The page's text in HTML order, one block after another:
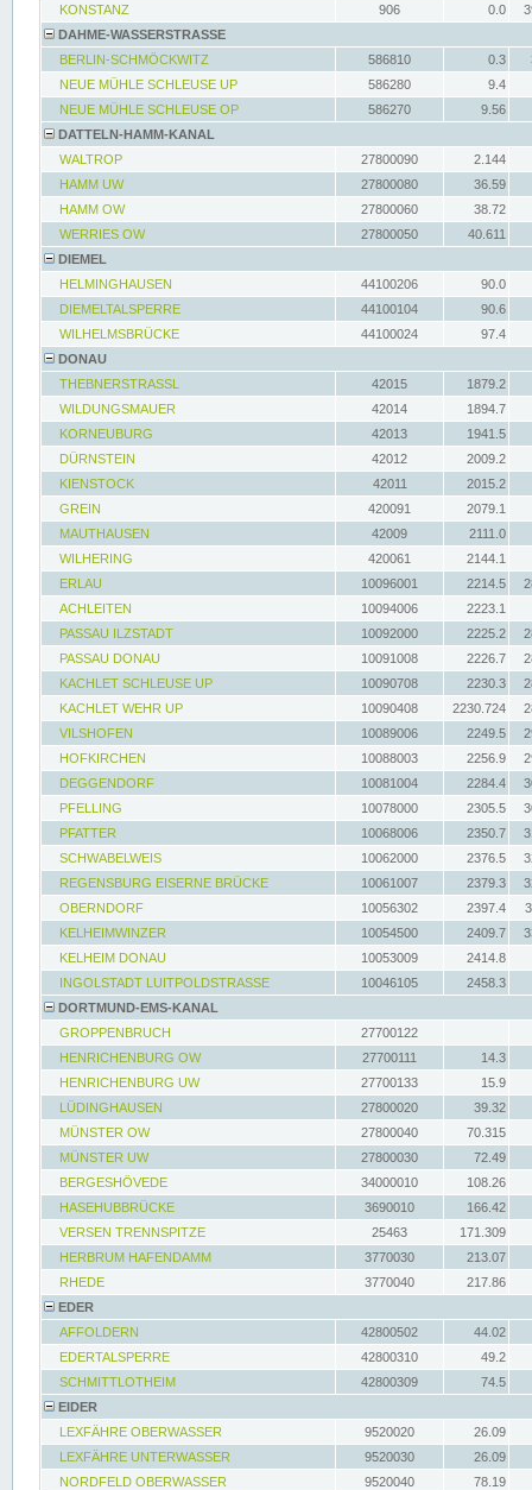
KONSTANZ
906 0.0
DAHME-WASSERSTRASSE
BERLIN-SCHMÖCKWITZ
586810 0.3
NEUE MÜHLE SCHLEUSE UP
586280
9.4
NEUE MÜHLE SCHLEUSE OP
586270
9.56
DATTELN-HAMM-KANAL
WALTROP
27800090
2.144
HAMM UW
27800080
36.59
HAMM OW
27800060
38.72
WERRIES OW
27800050
40.611
DIEMEL
HELMINGHAUSEN
44100206
90.0
DIEMELTALSPERRE
44100104
90.6
WILHELMSBRÜCKE
44100024
97.4
DONAU
THEBNERSTRASSL
42015
1879.2
WILDUNGSMAUER
42014
1894.7
KORNEUBURG
42013
1941.5
DÜRNSTEIN
42012
2009.2
KIENSTOCK
42011
2015.2
GREIN
420091
2079.1
MAUTHAUSEN
42009
2111.0
WILHERING
420061
2144.1
ERLAU
10096001 2214.5
ACHLEITEN
10094006
2223.1
PASSAU ILZSTADT
10092000 2225.2
PASSAU DONAU
10091008 2226.7
KACHLET SCHLEUSE UP
10090708 2230.3
KACHLET WEHR UP
10090408 2230.724
VILSHOFEN
10089006 2249.5
HOFKIRCHEN
10088003 2256.9
DEGGENDORF
10081004 2284.4
PFELLING
10078000 2305.5
PFATTER
10068006 2350.7
SCHWABELWEIS
10062000 2376.5
REGENSBURG EISERNE BRÜCKE
10061007 2379.3
OBERNDORF
10056302 2397.4
KELHEIMWINZER
10054500 2409.7
KELHEIM DONAU
10053009
2414.8
INGOLSTADT LUITPOLDSTRASSE
10046105
2458.3
DORTMUND-EMS-KANAL
GROPPENBRUCH
27700122
HENRICHENBURG OW
27700111
14.3
HENRICHENBURG UW
27700133
15.9
LÜDINGHAUSEN
27800020
39.32
MÜNSTER OW
27800040
70.315
MÜNSTER UW
27800030
72.49
BERGESHÖVEDE
34000010
108.26
HASEHUBBRÜCKE
3690010
166.42
VERSEN TRENNSPITZE
25463
171.309
HERBRUM HAFENDAMM
3770030
213.07
RHEDE
3770040
217.86
EDER
AFFOLDERN
42800502
44.02
EDERTALSPERRE
42800310
49.2
SCHMITTLOTHEIM
42800309
74.5
EIDER
LEXFÄHRE OBERWASSER
9520020
26.09
LEXFÄHRE UNTERWASSER
9520030
26.09
NORDFELD OBERWASSER
9520040
78.19